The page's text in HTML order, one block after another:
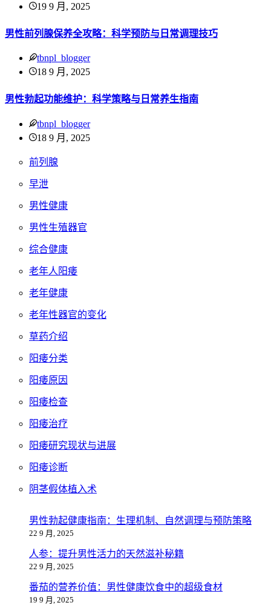
19 9 月, 2025
男性前列腺保养全攻略：科学预防与日常调理技巧
tbnpl_blogger
18 9 月, 2025
男性勃起功能维护：科学策略与日常养生指南
tbnpl_blogger
18 9 月, 2025
前列腺
早泄
男性健康
男性生殖器官
综合健康
老年人阳痿
老年健康
老年性器官的变化
草药介绍
阳痿分类
阳痿原因
阳痿检查
阳痿治疗
阳痿研究现状与进展
阳痿诊断
阴茎假体植入术
男性勃起健康指南：生理机制、自然调理与预防策略
22 9 月, 2025
人参：提升男性活力的天然滋补秘籍
22 9 月, 2025
番茄的营养价值：男性健康饮食中的超级食材
19 9 月, 2025